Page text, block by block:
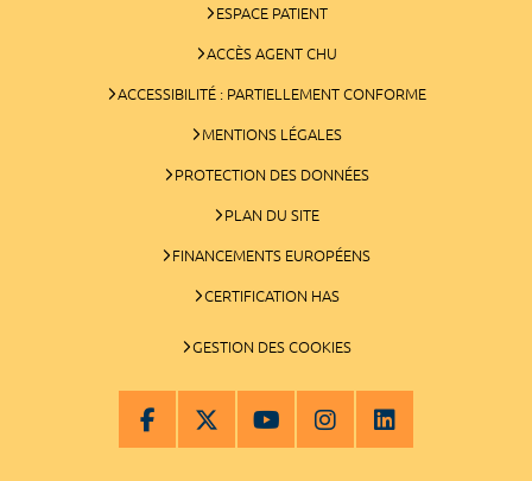
ESPACE PATIENT
ACCÈS AGENT CHU
ACCESSIBILITÉ : PARTIELLEMENT CONFORME
MENTIONS LÉGALES
PROTECTION DES DONNÉES
PLAN DU SITE
FINANCEMENTS EUROPÉENS
CERTIFICATION HAS
GESTION DES COOKIES